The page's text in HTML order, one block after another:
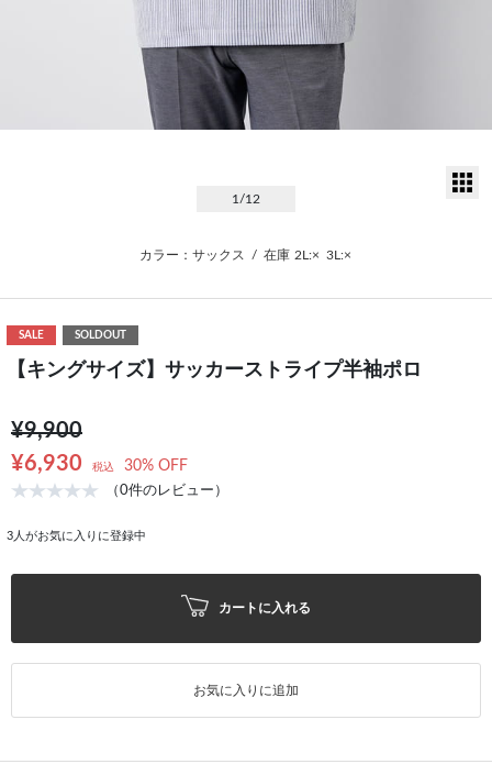
1 /12
カラー：サックス / 在庫 2L:× 3L:×
SALE SOLDOUT
【キングサイズ】サッカーストライプ半袖ポロ
¥9,900
¥6,930
税込 30% OFF
（0件のレビュー）
3 人がお気に入りに登録中
カートに入れる
お気に入りに追加